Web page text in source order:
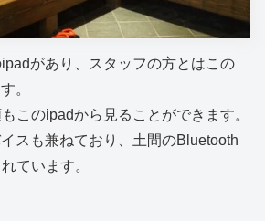
があり、スタッフの方とはこの
。
このipadから見ることができます。
スも兼ねており、土間のBluetooth
ています。